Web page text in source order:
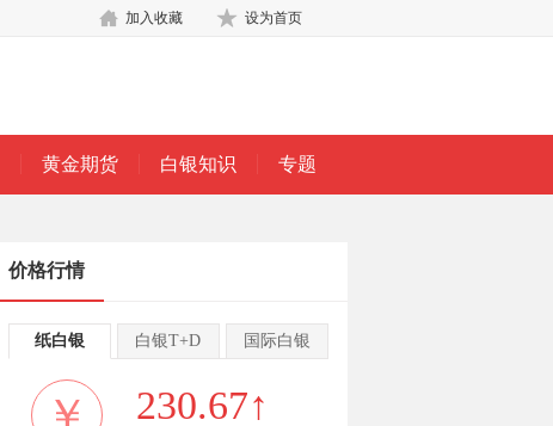
设为首页
加入收藏
黄金期货 白银知识 专题
价格行情
纸白银 白银T+D 国际白银
￥ 230.67↑